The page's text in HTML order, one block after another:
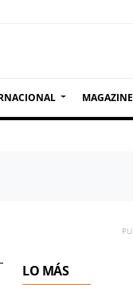
MAGAZINE
LO MÁS